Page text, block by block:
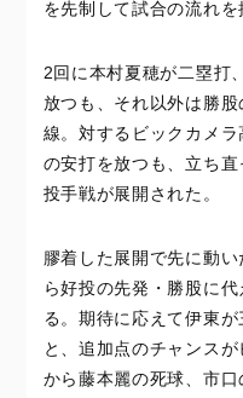
を先制して試合の流れを
2回に本村夏穂が二塁打
放つも、それ以外は勝
線。対するビックカメ
の安打を放つも、立ち
投手戦が展開された。
膠着した展開で先に動
ら好投の先発・勝股に
る。期待に応えて伊東
と、追加点のチャンス
から藤本麗の死球、市